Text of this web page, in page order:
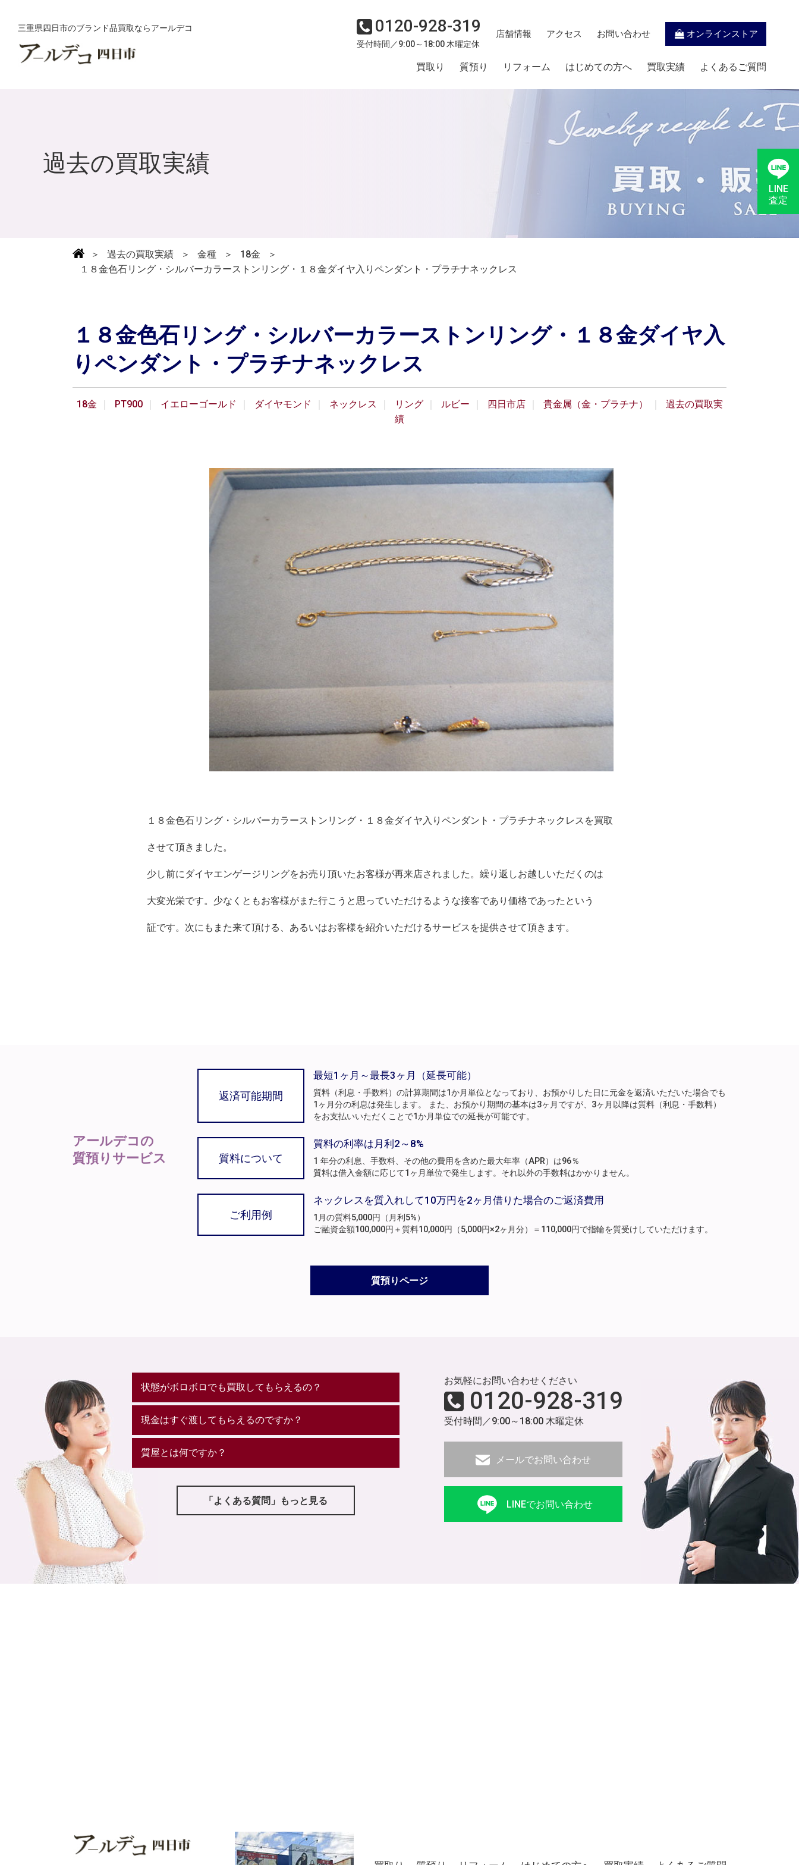
三重県四日市のブランド品買取ならアールデコ 0120-928-319
受付時間／9:00～18:00 木曜定休
店舗情報 アクセス お問い合わせ オンラインストア
買取り 質預り リフォーム はじめての方へ 買取実績 よくあるご質問
LINE
査定
過去の買取実績
＞ 過去の買取実績 ＞ 金種 ＞ 18金
＞
１８金色石リング・シルバーカラーストンリング・１８金ダイヤ入りペンダント・プラチナネックレス
１８金色石リング・シルバーカラーストンリング・１８金ダイヤ入
りペンダント・プラチナネックレス
18金 PT900 イエローゴールド ダイヤモンド ネックレス リング ルビー 四日市店 貴金属（金・プラチナ）
過去の買取実
績
１８金色石リング・シルバーカラーストンリング・１８金ダイヤ入りペンダント・プラチナネックレスを買取
させて頂きました。
少し前にダイヤエンゲージリングをお売り頂いたお客様が再来店されました。繰り返しお越しいただくのは
大変光栄です。少なくともお客様がまた行こうと思っていただけるような接客であり価格であったという
証です。次にもまた来て頂ける、あるいはお客様を紹介いただけるサービスを提供させて頂きます。
アールデコの
質預りサービス
返済可能期間
最短1ヶ月～最長3ヶ月（延長可能）
質料（利息・手数料）の計算期間は1か月単位となっており、お預かりした日に元金を返済いただいた場合でも
1ヶ月分の利息は発生します。 また、お預かり期間の基本は3ヶ月ですが、3ヶ月以降は質料（利息・手数料）
をお支払いいただくことで1か月単位での延長が可能です。
質料について
質料の利率は月利2～8%
1 年分の利息、手数料、その他の費用を含めた最大年率（APR）は96％
質料は借入金額に応じて1ヶ月単位で発生します。それ以外の手数料はかかりません。
ご利用例
ネックレスを質入れして10万円を2ヶ月借りた場合のご返済費用
1月の質料5,000円（月利5%）
ご融資金額100,000円＋質料10,000円（5,000円×2ヶ月分）＝110,000円で指輪を質受けしていただけます。
質預りページ
状態がボロボロでも買取してもらえるの？
現金はすぐ渡してもらえるのですか？
質屋とは何ですか？
「よくある質問」もっと見る
お気軽にお問い合わせください
0120-928-319
受付時間／9:00～18:00 木曜定休
メールでお問い合わせ
LINEでお問い合わせ